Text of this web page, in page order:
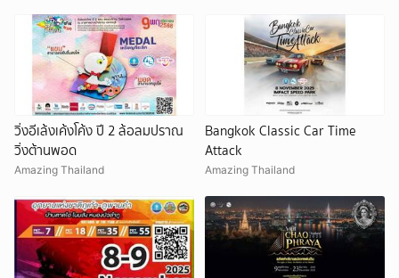
วิ่งอีเล้งเค้งโค้ง ปี 2 ล้อลมปราณ
วิ่งต้านพอด
Amazing Thailand
Bangkok Classic Car Time
Attack
Amazing Thailand